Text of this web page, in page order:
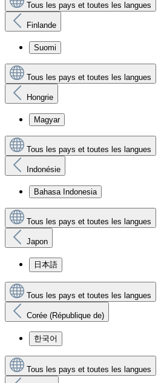
Tous les pays et toutes les langues
Finlande
Suomi
Tous les pays et toutes les langues
Hongrie
Magyar
Tous les pays et toutes les langues
Indonésie
Bahasa Indonesia
Tous les pays et toutes les langues
Japon
日本語
Tous les pays et toutes les langues
Corée (République de)
한국어
Tous les pays et toutes les langues